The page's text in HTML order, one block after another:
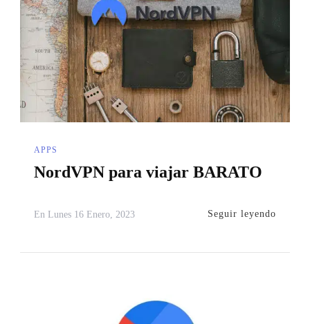
APPS
NordVPN para viajar BARATO
En Lunes 16 Enero, 2023 Seguir leyendo